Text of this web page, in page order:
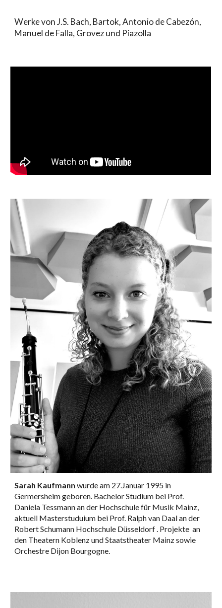
Werke von J.S. Bach, Bartok, Antonio de Cabezón,
Manuel de Falla, Grovez und Piazolla
Sarah Kaufmann wurde am 27.Januar 1995 in
Germersheim geboren. Bachelor Studium bei Prof.
Daniela Tessmann an der Hochschule für Musik Mainz,
aktuell Masterstuduium bei Prof. Ralph van Daal an der
Robert Schumann Hochschule Düsseldorf . Projekte an
den Theatern Koblenz und Staatstheater Mainz sowie
Orchestre Dijon Bourgogne.